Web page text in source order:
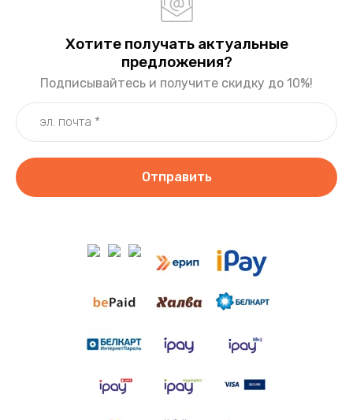
Хотите получать актуальные
предложения?
Подписывайтесь и получите скидку до 10%!
Отправить